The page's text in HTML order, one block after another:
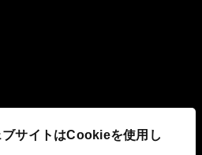
ブサイトはCookieを使用し
組み